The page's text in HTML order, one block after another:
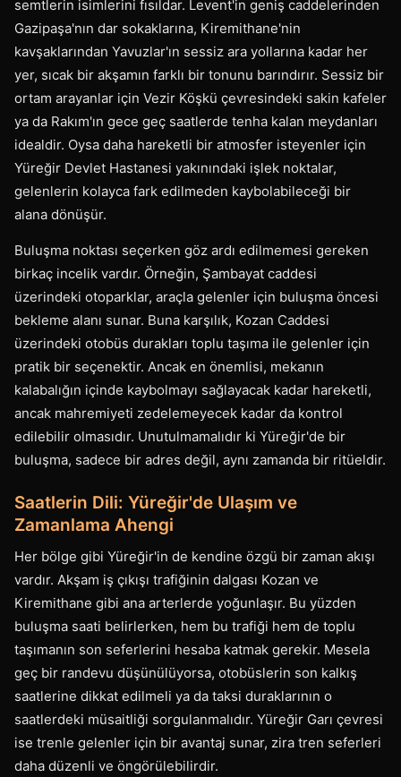
semtlerin isimlerini fısıldar. Levent'in geniş caddelerinden
Gazipaşa'nın dar sokaklarına, Kiremithane'nin
kavşaklarından Yavuzlar'ın sessiz ara yollarına kadar her
yer, sıcak bir akşamın farklı bir tonunu barındırır. Sessiz bir
ortam arayanlar için Vezir Köşkü çevresindeki sakin kafeler
ya da Rakım'ın gece geç saatlerde tenha kalan meydanları
idealdir. Oysa daha hareketli bir atmosfer isteyenler için
Yüreğir Devlet Hastanesi yakınındaki işlek noktalar,
gelenlerin kolayca fark edilmeden kaybolabileceği bir
alana dönüşür.
Buluşma noktası seçerken göz ardı edilmemesi gereken
birkaç incelik vardır. Örneğin, Şambayat caddesi
üzerindeki otoparklar, araçla gelenler için buluşma öncesi
bekleme alanı sunar. Buna karşılık, Kozan Caddesi
üzerindeki otobüs durakları toplu taşıma ile gelenler için
pratik bir seçenektir. Ancak en önemlisi, mekanın
kalabalığın içinde kaybolmayı sağlayacak kadar hareketli,
ancak mahremiyeti zedelemeyecek kadar da kontrol
edilebilir olmasıdır. Unutulmamalıdır ki Yüreğir'de bir
buluşma, sadece bir adres değil, aynı zamanda bir ritüeldir.
Saatlerin Dili: Yüreğir'de Ulaşım ve
Zamanlama Ahengi
Her bölge gibi Yüreğir'in de kendine özgü bir zaman akışı
vardır. Akşam iş çıkışı trafiğinin dalgası Kozan ve
Kiremithane gibi ana arterlerde yoğunlaşır. Bu yüzden
buluşma saati belirlerken, hem bu trafiği hem de toplu
taşımanın son seferlerini hesaba katmak gerekir. Mesela
geç bir randevu düşünülüyorsa, otobüslerin son kalkış
saatlerine dikkat edilmeli ya da taksi duraklarının o
saatlerdeki müsaitliği sorgulanmalıdır. Yüreğir Garı çevresi
ise trenle gelenler için bir avantaj sunar, zira tren seferleri
daha düzenli ve öngörülebilirdir.